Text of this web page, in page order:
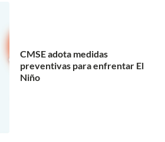
CMSE adota medidas
preventivas para enfrentar El
Niño